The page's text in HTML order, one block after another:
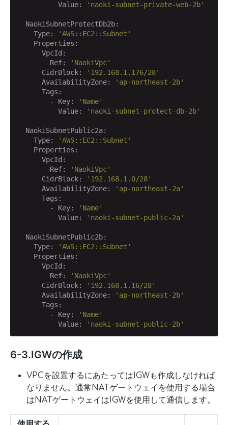
          Value:
'naoki-subnet-private-web-2b'
  NaokiSubnetProtectDb2b:
    Type:
'AWS::EC2::Subnet'
    Properties:
      VpcId:
        Ref:
'NaokiVpc'
      CidrBlock:
'192.168.1.176/28'
      AvailabilityZone:
'ap-northeast-2b'
      Tags:
        - Key:
'Name'
          Value:
'naoki-subnet-protect-db-2b'
  NaokiSubnetPublic2a:
    Type:
'AWS::EC2::Subnet'
    Properties:
      VpcId:
        Ref:
'NaokiVpc'
      CidrBlock:
'192.168.1.0/28'
      AvailabilityZone:
'ap-northeast-2a'
      Tags:
        - Key:
'Name'
          Value:
'naoki-subnet-public-2a'
  NaokiSubnetPublic2b:
    Type:
'AWS::EC2::Subnet'
    Properties:
      VpcId:
        Ref:
'NaokiVpc'
      CidrBlock:
'192.168.1.16/28'
      AvailabilityZone:
'ap-northeast-2b'
      Tags:
        - Key:
'Name'
          Value:
'naoki-subnet-public-2b'
6-3.IGWの作成
VPCを設置するにあたってはIGWも作成しなければ
なりません。通常NATゲートウェイを使用する場合
はNATゲートウェイはIGWを使用して通信します。